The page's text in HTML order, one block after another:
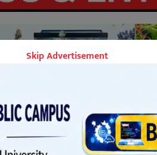
Skip Advertisement